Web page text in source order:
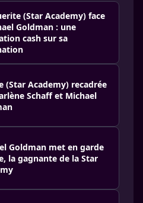
(Star Academy) face
Goldman : une
cash sur sa
(Star Academy) recadrée
Schaff et Michael
Goldman met en garde
la gagnante de la Star